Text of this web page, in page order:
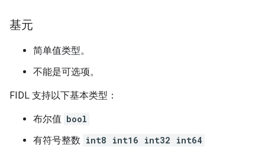
基元
简单值类型。
不能是可选项。
FIDL 支持以下基本类型：
布尔值 bool
有符号整数 int8 int16 int32 int64